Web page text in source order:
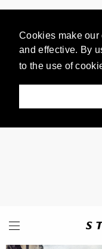
Cookies make
and effective. By
to the use of